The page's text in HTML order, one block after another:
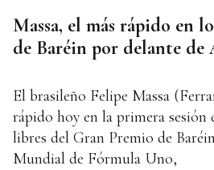
Massa, el más rápido en
de Baréin por delante de
El brasileño Felipe Massa
rápido hoy en la primera sesión
libres del Gran Premio de
Mundial de Fórmula Uno,